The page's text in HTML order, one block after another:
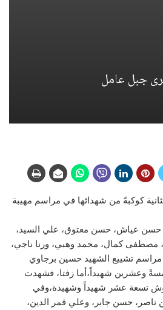
جبل عامل
كوكبةً من شهدائها في مراسم مهيبة
حسن عياش، حسن معتوق، علي السيد،
كمال، محمد وهبي، ورنا ناجي،
مراسم تشييع الشهيد حسين برجاوي
وعشرين شهيداً،أما زفتا، فشهدت
تسعة عشر شهيداً وشهيدة،وفي
حسن جابر، وعلي قمر الدين،